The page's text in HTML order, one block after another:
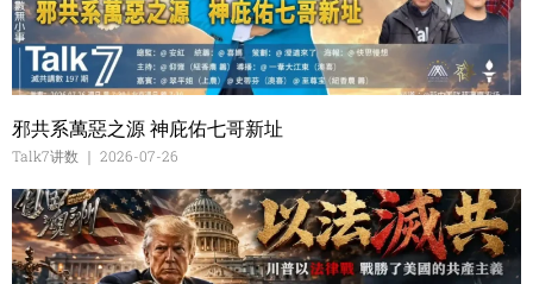
邪共系萬惡之源 神庇佑七哥新址
Talk7讲数 2026-07-26